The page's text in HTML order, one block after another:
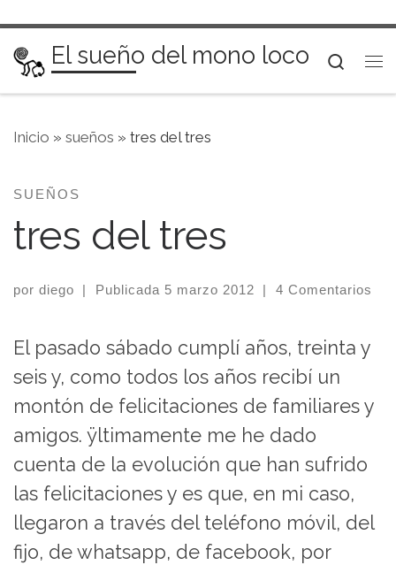
Saltar al contenido
El sueño del mono loco
Inicio » sueños » tres del tres
SUEÑOS
tres del tres
por diego | Publicada 5 marzo 2012 | 4 Comentarios
El pasado sábado cumplí años, treinta y
seis y, como todos los años recibí un
montón de felicitaciones de familiares y
amigos. ÿltimamente me he dado
cuenta de la evolución que han sufrido
las felicitaciones y es que, en mi caso,
llegaron a través del teléfono móvil, del
fijo, de whatsapp, de facebook, por